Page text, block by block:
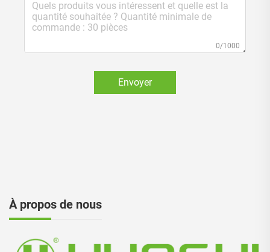
0/1000
Envoyer
À propos de nous